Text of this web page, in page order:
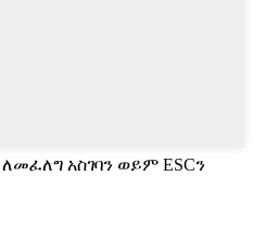
ለመፈለግ አስገባን ወይም ESCን